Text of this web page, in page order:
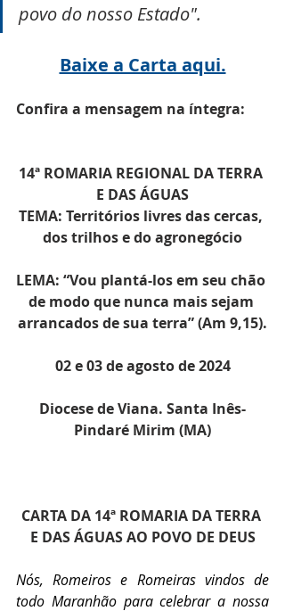
povo do nosso Estado".
Baixe a Carta aqui.
Confira a mensagem na íntegra:
14ª ROMARIA REGIONAL DA TERRA
E DAS ÁGUAS
TEMA: Territórios livres das cercas,
dos trilhos e do agronegócio
LEMA: “Vou plantá-los em seu chão
de modo que nunca mais sejam
arrancados de sua terra” (Am 9,15).
02 e 03 de agosto de 2024
Diocese de Viana. Santa Inês-
Pindaré Mirim (MA)
CARTA DA 14ª ROMARIA DA TERRA
E DAS ÁGUAS AO POVO DE DEUS
Nós, Romeiros e Romeiras vindos de